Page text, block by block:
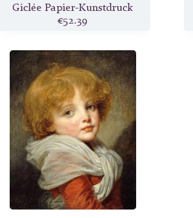
Giclée Papier-Kunstdruck
€52.39